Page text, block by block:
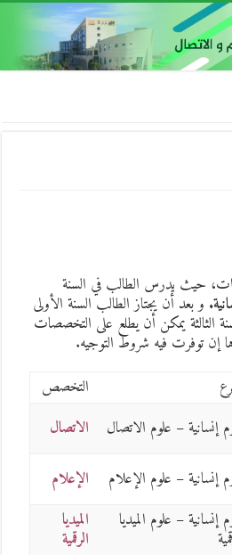
حيث يدرس الطالب في السنة
و بعد أن يجتاز الطالب السنة الأولى
الثالثة يمكن أن يطلع على التخصصات
إن توفرت فيه شروط التوجيه.
التخصص
إنسانية – علوم الاتصال
الاتصال
إنسانية – علوم الإعلام
الإعلام
إنسانية – علوم الميديا الميديا
الرقمية